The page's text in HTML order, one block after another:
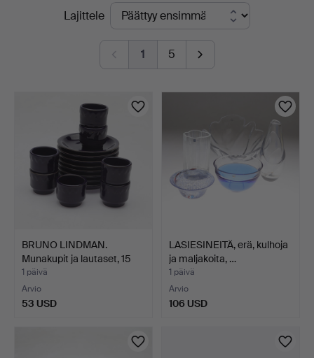
Norrköping
Käynnissä
huutokaupat
Lajittele
1 5
BRUNO LINDMAN.
Munakupit ja lautaset, 15
o…
1 päivä
Arvio
53 USD
LASIESINEITÄ, erä, kulhoja
ja maljakoita, …
1 päivä
Arvio
106 USD